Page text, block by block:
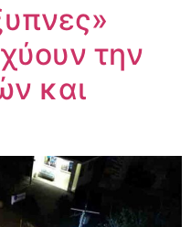
την
και